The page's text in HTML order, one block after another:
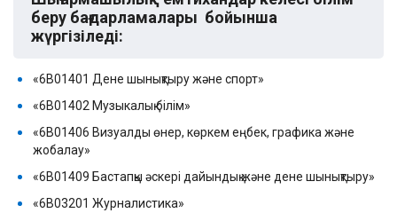
беру бағдарламалары бойынша
жүргізіледі:
«6В01401 Дене шынықтыру және спорт»
«6В01402 Музыкалық білім»
«6В01406 Визуалды өнер, көркем еңбек, графика және
жобалау»
«6В01409 Бастапқы әскері дайындық және дене шынықтыру»
«6В03201 Журналистика»